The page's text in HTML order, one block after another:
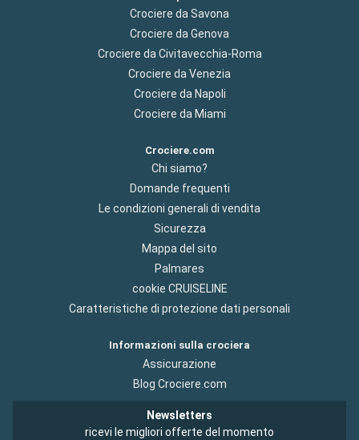
Crociere da Savona
Crociere da Genova
Crociere da Civitavecchia-Roma
Crociere da Venezia
Crociere da Napoli
Crociere da Miami
Crociere.com
Chi siamo?
Domande frequenti
Le condizioni generali di vendita
Sicurezza
Mappa del sito
Palmares
cookie CRUISELINE
Caratteristiche di protezione dati personali
Informazioni sulla crociera
Assicurazione
Blog Crociere.com
Newsletters
ricevi le migliori offerte del momento